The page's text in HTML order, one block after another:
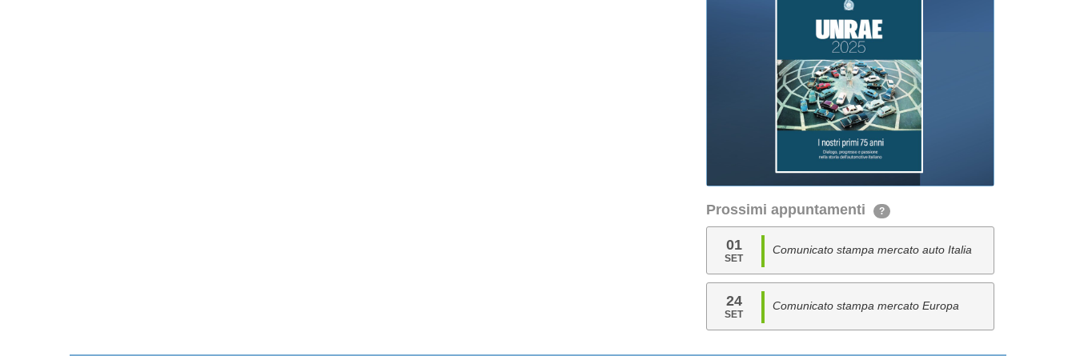
Prossimi appuntamenti ?
01
SET
Comunicato stampa mercato auto Italia
24
SET
Comunicato stampa mercato Europa